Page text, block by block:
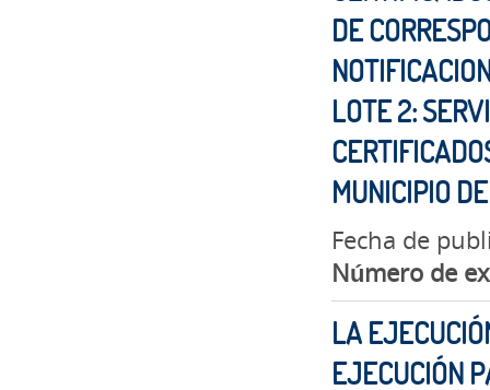
DE
LOTE 2:
MUNICIPIO
Fecha de
Número de
LA
EJECUCIÓN